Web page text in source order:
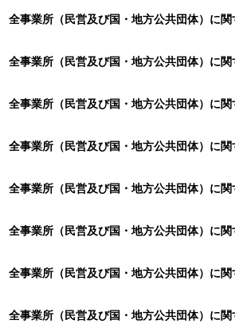
全事業所（民営及び国・地方公共団体）に
全事業所（民営及び国・地方公共団体）に
全事業所（民営及び国・地方公共団体）に
全事業所（民営及び国・地方公共団体）に
全事業所（民営及び国・地方公共団体）に
全事業所（民営及び国・地方公共団体）に
全事業所（民営及び国・地方公共団体）に
全事業所（民営及び国・地方公共団体）に